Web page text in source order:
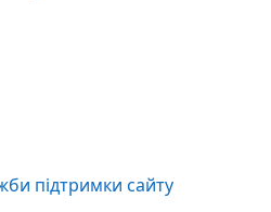
підтримки сайту